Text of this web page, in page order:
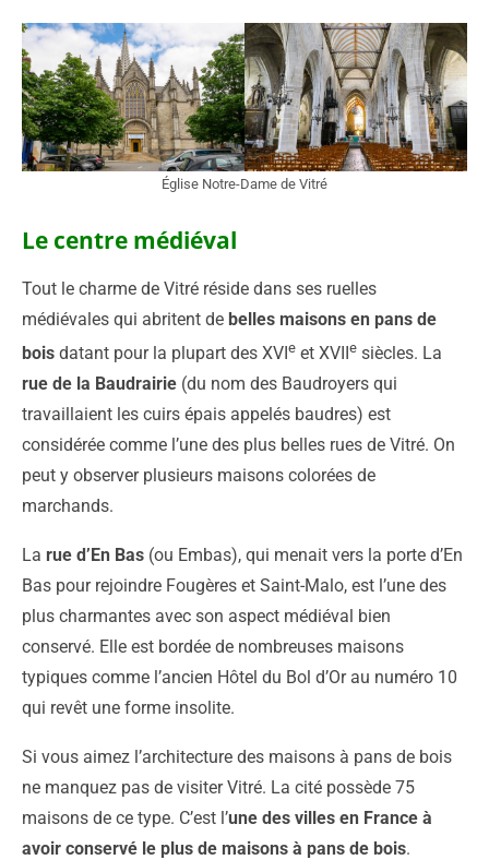
Église Notre-Dame de Vitré
Le centre médiéval
Tout le charme de Vitré réside dans ses ruelles
médiévales qui abritent de belles maisons en pans de
bois datant pour la plupart des XVIe et XVIIe siècles. La
rue de la Baudrairie (du nom des Baudroyers qui
travaillaient les cuirs épais appelés baudres) est
considérée comme l’une des plus belles rues de Vitré. On
peut y observer plusieurs maisons colorées de
marchands.
La rue d’En Bas (ou Embas), qui menait vers la porte d’En
Bas pour rejoindre Fougères et Saint-Malo, est l’une des
plus charmantes avec son aspect médiéval bien
conservé. Elle est bordée de nombreuses maisons
typiques comme l’ancien Hôtel du Bol d’Or au numéro 10
qui revêt une forme insolite.
Si vous aimez l’architecture des maisons à pans de bois
ne manquez pas de visiter Vitré. La cité possède 75
maisons de ce type. C’est l’une des villes en France à
avoir conservé le plus de maisons à pans de bois.